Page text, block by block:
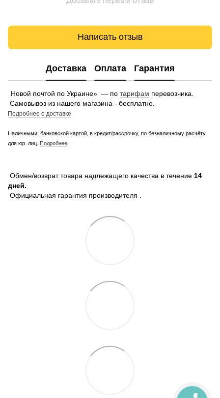
Написать отзыв
Доставка Оплата Гарантия
Новой почтой по Украине» — по тарифам перевозчика.
Самовывоз из нашего магазина - бесплатно.
Подробнее о доставке
Наличными, банковской картой, в кредит/рассрочку, по безналичному расчёту
для юр. лиц. Подробнее
Обмен/возврат товара надлежащего качества в течение 14
дней.
Официальная гарантия производителя .